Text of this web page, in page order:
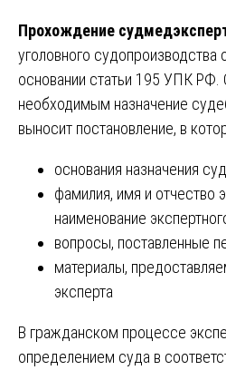
Прохождение
уголовного судопроизводства
основании статьи 195 УПК РФ.
необходимым назначение
выносит постановление, в
основания назначения
фамилия, имя и отчество
наименование
вопросы, поставленные
материалы,
эксперта
В гражданском процессе
определением суда в